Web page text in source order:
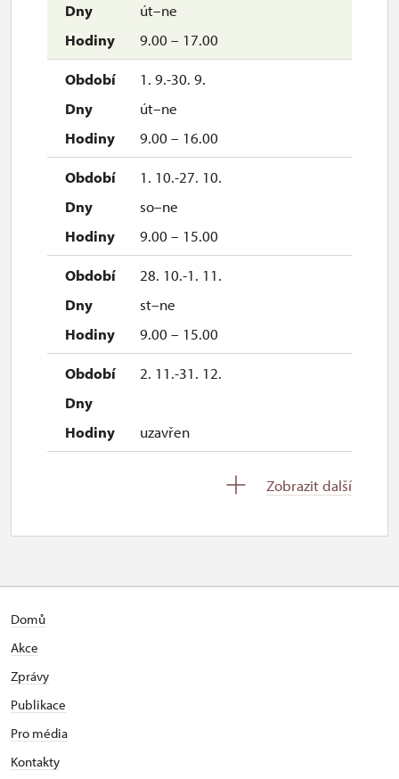
út–ne
9.00 – 17.00
1. 9.-30. 9.
út–ne
9.00 – 16.00
1. 10.-27. 10.
so–ne
9.00 – 15.00
28. 10.-1. 11.
st–ne
9.00 – 15.00
2. 11.-31. 12.
uzavřen
1. 1.-31. 3.
Zobrazit další
Domů
Akce
Zprávy
Publikace
Pro média
Kontakty